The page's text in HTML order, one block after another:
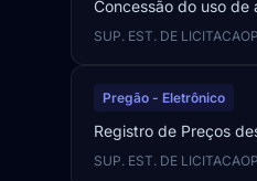
Concessão do uso
SUP. EST. DE LICITACAO
Pregão - Eletrônico
Registro de Preços
SUP. EST. DE LICITACAO